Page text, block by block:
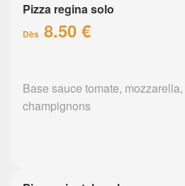
Pizza regina solo
Dès 8.50 €
Base sauce tomate,
champignons